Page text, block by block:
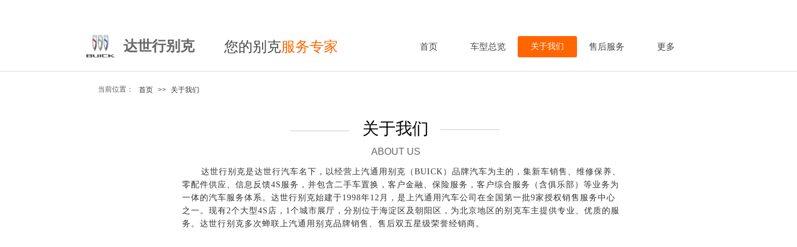
您的别克服务专家 首页 车型总览 关于我们 售后服务 更多
达世行别克
当前位置： 首页 >> 关于我们
关于我们
ABOUT US
达世行别克是达世行汽车名下，以经营上汽通用别克（ BUICK）品牌汽车为主的，集新车销售、维修保养、
零配件供应、信息反馈4S服务，并包含二手车置换，客户金融、保险服务，客户综合服务（含俱乐部）等业务为
一体的汽车服务体系。达世行别克始建于1998年12月，是上汽通用汽车公司在全国第一批9家授权销售服务中心
之一。现有2个大型4S店，1个城市展厅，分别位于海淀区及朝阳区，为北京地区的别克车主提供专业、优质的服
务。达世行别克多次蝉联上汽通用别克品牌销售、售后双五星级荣誉经销商。